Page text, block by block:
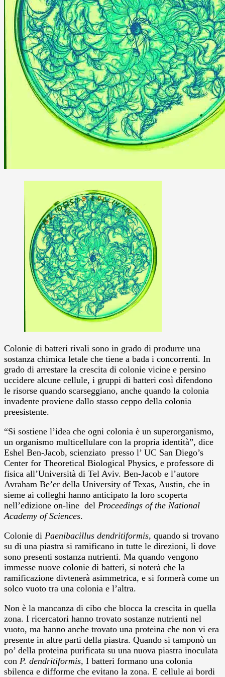
Colonie di batteri rivali sono in grado di produrre una
sostanza chimica letale che tiene a bada i concorrenti. In
grado di arrestare la crescita di colonie vicine e persino
uccidere alcune cellule, i gruppi di batteri così difendono
le risorse quando scarseggiano, anche quando la colonia
invadente proviene dallo stasso ceppo della colonia
preesistente.
“Si sostiene l’idea che ogni colonia è un superorganismo,
un organismo multicellulare con la propria identità”, dice
Eshel Ben-Jacob, scienziato presso l’ UC San Diego’s
Center for Theoretical Biological Physics, e professore di
fisica all’Università di Tel Aviv. Ben-Jacob e l’autore
Avraham Be’er della University of Texas, Austin, che in
sieme ai colleghi hanno anticipato la loro scoperta
nell’edizione on-line del Proceedings of the National
Academy of Sciences.
Colonie di Paenibacillus dendritiformis, quando si trovano
su di una piastra si ramificano in tutte le direzioni, lì dove
sono presenti sostanza nutrienti. Ma quando vengono
immesse nuove colonie di batteri, si noterà che la
ramificazione divtenerà asimmetrica, e si formerà come un
solco vuoto tra una colonia e l’altra.
Non è la mancanza di cibo che blocca la crescita in quella
zona. I ricercatori hanno trovato sostanze nutrienti nel
vuoto, ma hanno anche trovato una proteina che non vi era
presente in altre parti della piastra. Quando si tamponò un
po’ della proteina purificata su una nuova piastra inoculata
con P. dendritiformis, I batteri formano una colonia
sbilenca e difforme che evitano la zona. E cellule ai bordi